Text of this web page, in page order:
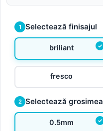
1 Selectează finisajul
briliant
fresco
2 Selectează grosimea
0.5mm